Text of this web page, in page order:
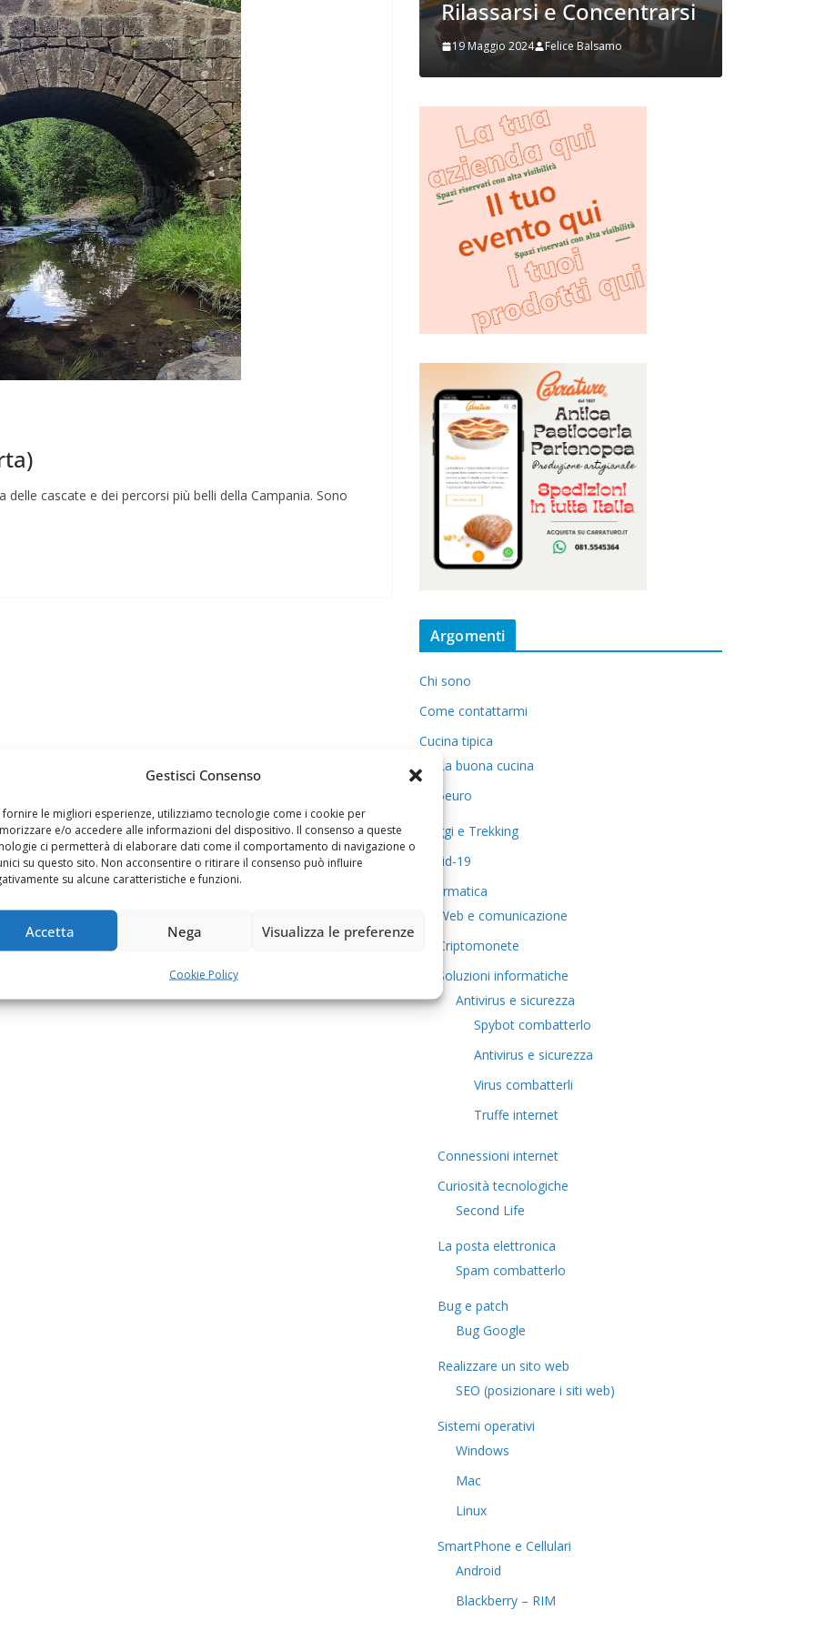
Gestisci Consenso
fornire le migliori esperienze, utilizziamo tecnologie come i cookie per
e/o accedere alle informazioni del dispositivo. Il consenso a queste
ci permetterà di elaborare dati come il comportamento di navigazione o
su questo sito. Non acconsentire o ritirare il consenso può influire
su alcune caratteristiche e funzioni.
Accetta Nega Visualizza le preferenze
Cookie Policy
delle cascate e dei percorsi più belli della Campania. Sono
CAMPAGNA
ELETTORALE: 50 DI 50
1 Ottobre 2021 Felice Balsamo
Rilassarsi e Concentrarsi
19 Maggio 2024 Felice Balsamo
Prupix
Argomenti
Chi sono
Come contattarmi
Cucina tipica
La buona cucina
5euro
Viaggi e Trekking
Covid-19
Informatica
Web e comunicazione
Criptomonete
Soluzioni informatiche
Antivirus e sicurezza
Spybot combatterlo
Antivirus e sicurezza
Virus combatterli
Truffe internet
Connessioni internet
Curiosità tecnologiche
​Second Life
La posta elettronica
Spam combatterlo
Bug e patch
Bug Google
Realizzare un sito web
SEO (posizionare i siti web)
Sistemi operativi
Windows
Mac
Linux
SmartPhone e Cellulari
Android
Blackberry – RIM